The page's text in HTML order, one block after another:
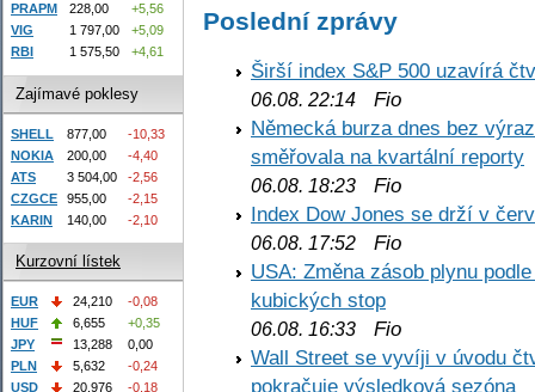
Poslední zprávy
Širší index S&P 500 uzavírá
06.08. 22:14 Fio
Německá burza dnes bez
směřovala na kvartální reporty
06.08. 18:23 Fio
Index Dow Jones se drží v
06.08. 17:52 Fio
USA: Změna zásob plynu
kubických stop
06.08. 16:33 Fio
Wall Street se vyvíji v úvodu
pokračuje výsledková sezóna
PRAPM
228,00
+5,56
VIG
1 797,00
+5,09
RBI
1 575,50 +4,61
Zajímavé poklesy
SHELL 877,00
-10,33
NOKIA
200,00
-4,40
ATS
3 504,00
-2,56
CZGCE
955,00
-2,15
KARIN
140,00 -2,10
Kurzovní lístek
EUR 24,210
-0,08
HUF
6,655
+0,35
JPY
13,288
0,00
PLN
5,632
-0,24
USD
20,976 -0,18